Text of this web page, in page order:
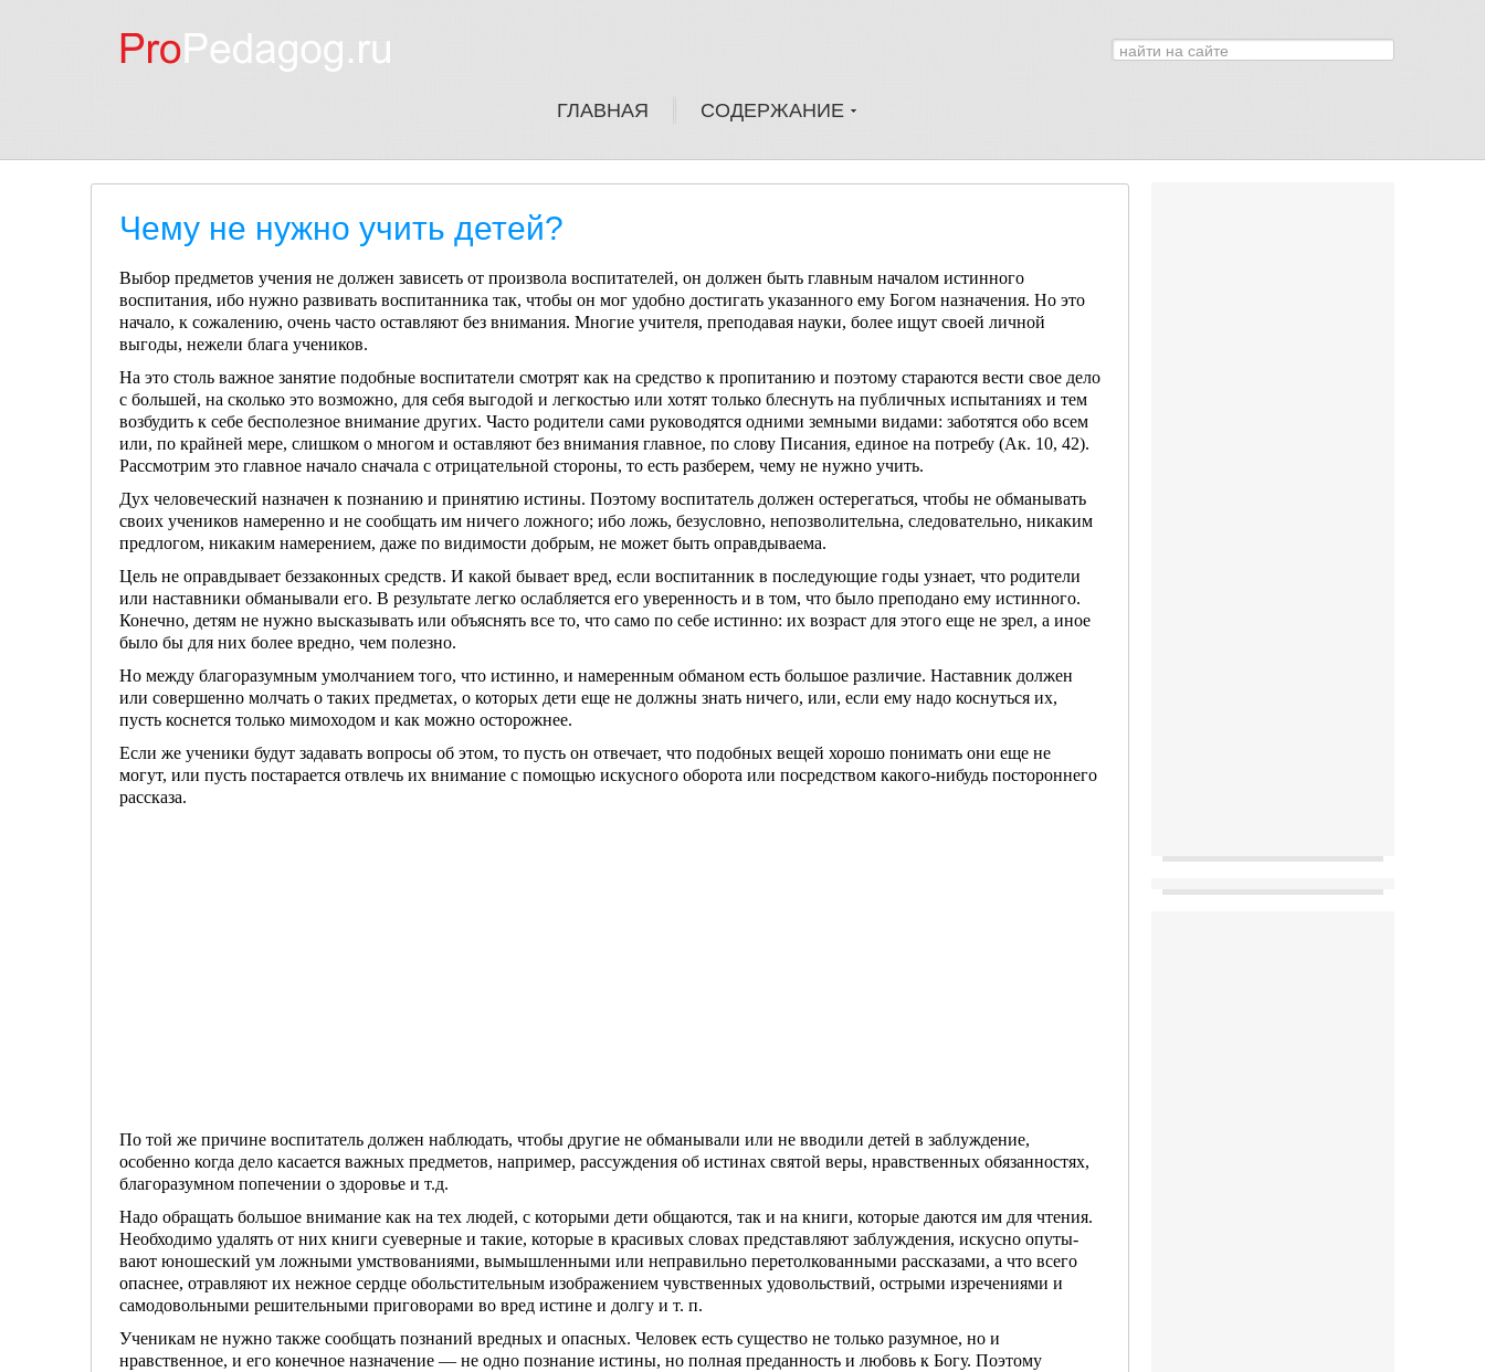
ГЛАВНАЯ СОДЕРЖАНИЕ
Чему не нужно учить детей?
Выбор предметов учения не должен зависеть от произвола воспитателей, он должен быть главным началом истинного
воспитания, ибо нужно развивать воспитанника так, чтобы он мог удобно достигать указанного ему Богом назначения. Но это
начало, к сожалению, очень часто оставляют без внимания. Многие учителя, преподавая науки, более ищут сво­ей личной
выгоды, нежели блага учеников.
На это столь важное занятие подобные воспита­тели смотрят как на средство к пропитанию и по­этому стараются вести свое дело
с большей, на сколько это возможно, для себя выгодой и легкос­тью или хотят только блеснуть на публичных испы­таниях и тем
возбудить к себе бесполезное внима­ние других. Часто родители сами руководятся од­ними земными видами: заботятся обо всем
или, по крайней мере, слишком о многом и оставляют без внимания главное, по слову Писания, единое на потребу (Ак. 10, 42).
Рассмотрим это главное на­чало сначала с отрицательной стороны, то есть раз­берем, чему не нужно учить.
Дух человеческий назначен к познанию и приня­тию истины. Поэтому воспитатель должен остере­гаться, чтобы не обманывать
своих учеников наме­ренно и не сообщать им ничего ложного; ибо ложь, безусловно, непозволительна, следовательно, ника­ким
предлогом, никаким намерением, даже по види­мости добрым, не может быть оправдываема.
Цель не оправдывает беззаконных средств. И какой бывает вред, если воспитанник в последующие годы узнает, что родители
или наставники обманы­вали его. В результате легко ослабляется его уверен­ность и в том, что было преподано ему истинного.
Конечно, детям не нужно высказывать или объяс­нять все то, что само по себе истинно: их возраст для этого еще не зрел, а иное
было бы для них более вредно, чем полезно.
Но между благоразумным умолчанием того, что истинно, и намеренным обманом есть большое различие. Наставник должен
или совершенно мол­чать о таких предметах, о которых дети еще не должны знать ничего, или, если ему надо коснуть­ся их,
пусть коснется только мимоходом и как мож­но осторожнее.
Если же ученики будут задавать вопросы об этом, то пусть он отвечает, что подобных вещей хо­рошо понимать они еще не
могут, или пусть поста­рается отвлечь их внимание с помощью искусного оборота или посредством какого-нибудь посторон­него
рассказа.
По той же причине воспитатель должен наблю­дать, чтобы другие не обманывали или не вводили детей в заблуждение,
особенно когда дело касается важных предметов, например, рассуждения об исти­нах святой веры, нравственных обязанностях,
благо­разумном попечении о здоровье и т.д.
Надо обращать большое внимание как на тех людей, с которыми дети общаются, так и на книги, которые даются им для чтения.
Необходимо удалять от них книги суеверные и такие, которые в красивых словах представляют заблуждения, искусно опуты­
вают юношеский ум ложными умствованиями, вы­мышленными или неправильно перетолкованными рассказами, а что всего
опаснее, отравляют их неж­ное сердце обольстительным изображением чувст­венных удовольствий, острыми изречениями и
само­довольными решительными приговорами во вред ис­тине и долгу и т. п.
Ученикам не нужно также сообщать познаний вредных и опасных. Человек есть существо не толь­ко разумное, но и
нравственное, и его конечное на­значение — не одно познание истины, но полная преданность и любовь к Богу. Поэтому